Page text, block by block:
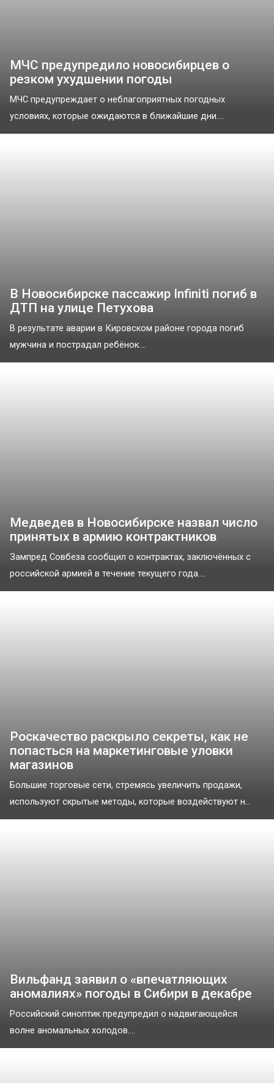
МЧС предупредило новосибирцев о
резком ухудшении погоды
МЧС предупреждает о неблагоприятных погодных
условиях, которые ожидаются в ближайшие дни....
В Новосибирске пассажир Infiniti погиб в
ДТП на улице Петухова
В результате аварии в Кировском районе города погиб
мужчина и пострадал ребёнок....
Медведев в Новосибирске назвал число
принятых в армию контрактников
Зампред Совбеза сообщил о контрактах, заключённых с
российской армией в течение текущего года....
Роскачество раскрыло секреты, как не
попасться на маркетинговые уловки
магазинов
Большие торговые сети, стремясь увеличить продажи,
используют скрытые методы, которые воздействуют н...
Вильфанд заявил о «впечатляющих
аномалиях» погоды в Сибири в декабре
Российский синоптик предупредил о надвигающейся
волне аномальных холодов....